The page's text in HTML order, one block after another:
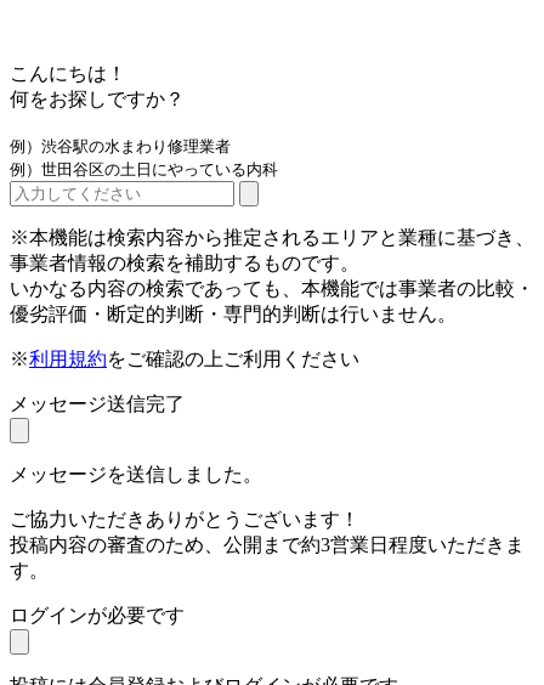
こんにちは！
何をお探しですか？
例）渋谷駅の水まわり修理業者
例）世田谷区の土日にやっている内科
※本機能は検索内容から推定されるエリアと業種に基づき、
事業者情報の検索を補助するものです。
いかなる内容の検索であっても、本機能では事業者の比較・
優劣評価・断定的判断・専門的判断は行いません。
※利用規約をご確認の上ご利用ください
メッセージ送信完了
メッセージを送信しました。
ご協力いただきありがとうございます！
投稿内容の審査のため、公開まで約3営業日程度いただきま
す。
ログインが必要です